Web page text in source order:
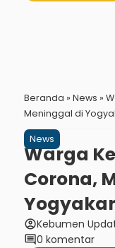
Beranda » News »
Meninggal di
News
Warga
Corona,
account_circleKebumen
comment0 komentar